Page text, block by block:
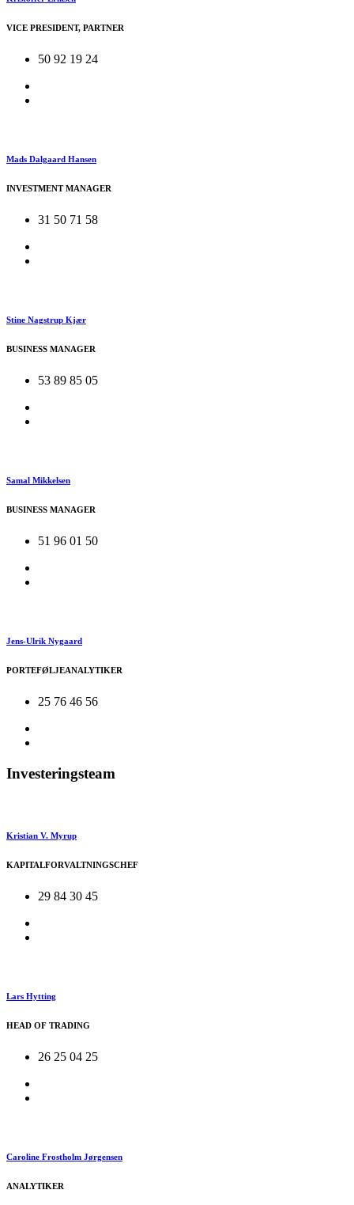
VICE PRESIDENT, PARTNER
50 92 19 24
Mads Dalgaard Hansen
INVESTMENT MANAGER
31 50 71 58
Stine Nagstrup Kjær
BUSINESS MANAGER
53 89 85 05
Samal Mikkelsen
BUSINESS MANAGER
51 96 01 50
Jens-Ulrik Nygaard
PORTEFØLJEANALYTIKER
25 76 46 56
Investeringsteam
Kristian V. Myrup
KAPITALFORVALTNINGSCHEF
29 84 30 45
Lars Hytting
HEAD OF TRADING
26 25 04 25
Caroline Frostholm Jørgensen
ANALYTIKER